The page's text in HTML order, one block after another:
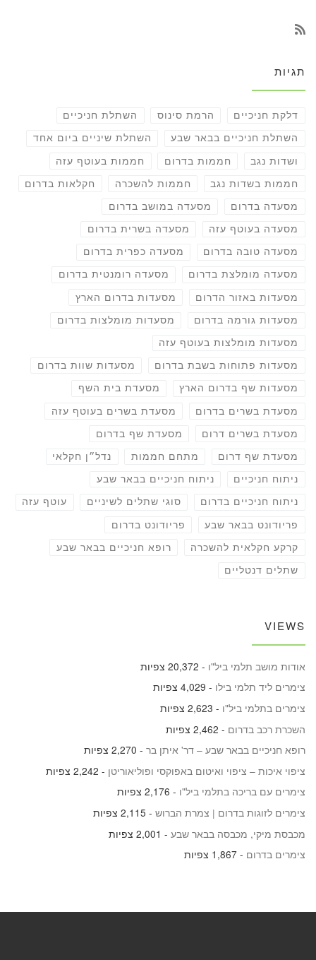
תגיות
דלקת חניכיים הרמת סינוס השתלת חניכיים
השתלת חניכיים בבאר שבע השתלת שיניים ביום אחד
ושדות נגב חממות בדרום חממות בעוטף עזה
חממות בשדות נגב חממות להשכרה חקלאות בדרום
מסעדה בדרום מסעדה במושב בדרום
מסעדה בעוטף עזה מסעדה בשרית בדרום
מסעדה טובה בדרום מסעדה כפרית בדרום
מסעדה מומלצת בדרום מסעדה רומנטית בדרום
מסעדות באזור הדרום מסעדות בדרום הארץ
מסעדות גורמה בדרום מסעדות מומלצות בדרום
מסעדות מומלצות בעוטף עזה
מסעדות פתוחות בשבת בדרום מסעדות שוות בדרום
מסעדות שף בדרום הארץ מסעדת בית השף
מסעדת בשרים בדרום מסעדת בשרים בעוטף עזה
מסעדת בשרים דרום מסעדת שף בדרום
מסעדת שף דרום מתחם חממות נדל״ן חקלאי
ניתוח חניכיים ניתוח חניכיים בבאר שבע
ניתוח חניכיים בדרום סוגי שתלים לשיניים עוטף עזה
פריודונט בבאר שבע פריודונט בדרום
קרקע חקלאית להשכרה רופא חניכיים בבאר שבע
שתלים דנטליים
VIEWS
אודות מושב תלמי ביל"ו - 20,372 צפיות
צימרים ליד תלמי בילו - 4,029 צפיות
צימרים בתלמי ביל"ו - 2,623 צפיות
השכרת רכב בדרום - 2,462 צפיות
רופא חניכיים בבאר שבע – דר' איתן בר - 2,270 צפיות
ציפוי איכות – ציפוי ואיטום באפוקסי ופוליאוריטן - 2,242 צפיות
צימרים עם בריכה בתלמי ביל"ו - 2,176 צפיות
צימרים לזוגות בדרום | צמרת הברוש - 2,115 צפיות
מכבסת מיקי, מכבסה בבאר שבע - 2,001 צפיות
צימרים בדרום - 1,867 צפיות